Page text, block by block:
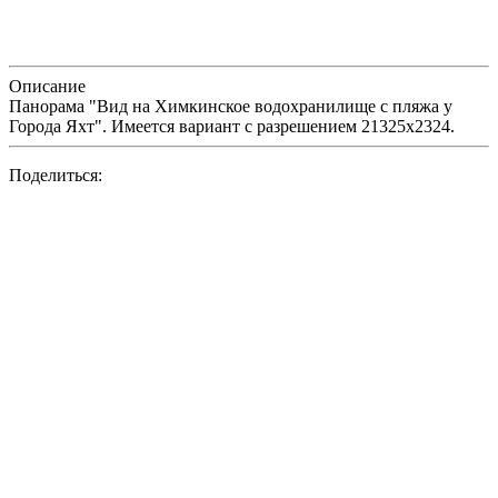
Описание
Панорама "Вид на Химкинское водохранилище с пляжа у
Города Яхт". Имеется вариант с разрешением 21325х2324.
Поделиться: